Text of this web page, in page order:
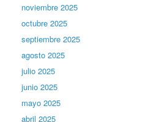
noviembre 2025
octubre 2025
septiembre 2025
agosto 2025
julio 2025
junio 2025
mayo 2025
abril 2025